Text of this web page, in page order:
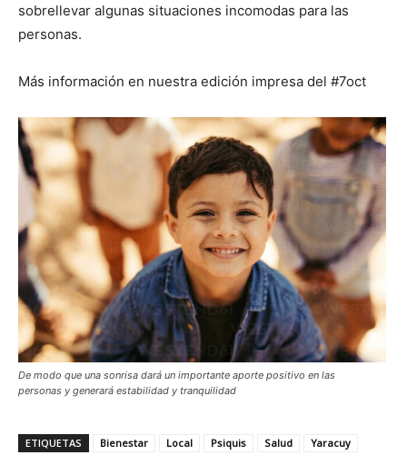
sobrellevar algunas situaciones incomodas para las
personas.
Más información en nuestra edición impresa del #7oct
De modo que una sonrisa dará un importante aporte positivo en las
personas y generará estabilidad y tranquilidad
ETIQUETAS Bienestar Local Psiquis Salud Yaracuy